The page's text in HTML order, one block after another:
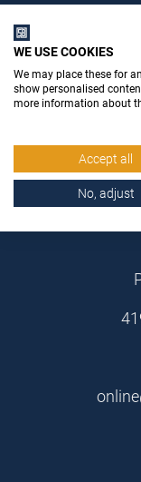
WE USE COOKIES
We may place these for
show personalised
more information about
Accept all
No, adjust